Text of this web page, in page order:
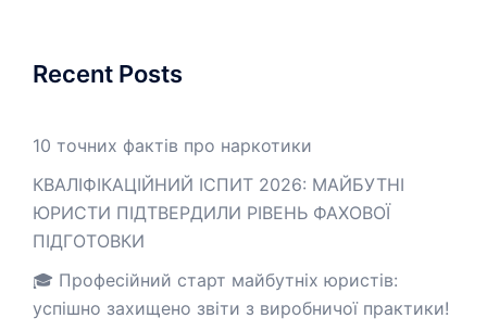
Recent Posts
10 точних фактів про наркотики
КВАЛІФІКАЦІЙНИЙ ІСПИТ 2026: МАЙБУТНІ
ЮРИСТИ ПІДТВЕРДИЛИ РІВЕНЬ ФАХОВОЇ
ПІДГОТОВКИ
🎓 Професійний старт майбутніх юристів:
успішно захищено звіти з виробничої практики!